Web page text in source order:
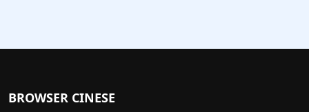
BROWSER CINESE